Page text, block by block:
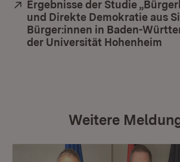
Extern:
Ergebnisse der Studie
und Direkte Demokratie aus
Bürger:innen in Baden-
der Universität Hohenheim
Weitere